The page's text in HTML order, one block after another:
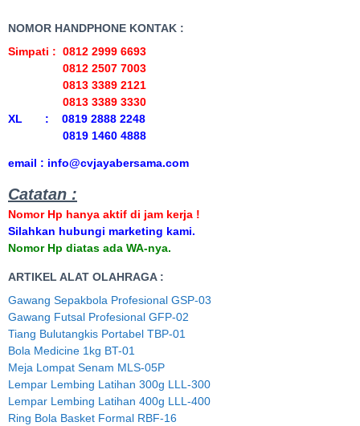
NOMOR HANDPHONE KONTAK :
Simpati : 0812 2999 6693
0812 2507 7003
0813 3389 2121
0813 3389 3330
XL : 0819 2888 2248
0819 1460 4888
email : info@cvjayabersama.com
Catatan :
Nomor Hp hanya aktif di jam kerja !
Silahkan hubungi marketing kami.
Nomor Hp diatas ada WA-nya.
ARTIKEL ALAT OLAHRAGA :
Gawang Sepakbola Profesional GSP-03
Gawang Futsal Profesional GFP-02
Tiang Bulutangkis Portabel TBP-01
Bola Medicine 1kg BT-01
Meja Lompat Senam MLS-05P
Lempar Lembing Latihan 300g LLL-300
Lempar Lembing Latihan 400g LLL-400
Ring Bola Basket Formal RBF-16